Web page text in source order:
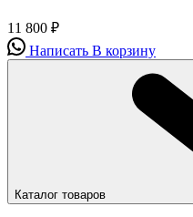
11 800 ₽
Написать В корзину
Каталог товаров